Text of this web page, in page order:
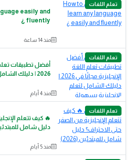
تعلم اللغات
easily and
fluently ¿
منذ 14 ساعة
تعلم اللغات
أفضل تطبيقات تعلم
2026 | دليلك الشامل لتعلم الإنجليزية بسهولة
منذ 4 أيام
تعلم اللغات
🔥 كيف تتعلم
دليل شامل للمبتدئين
منذ 5 أيام